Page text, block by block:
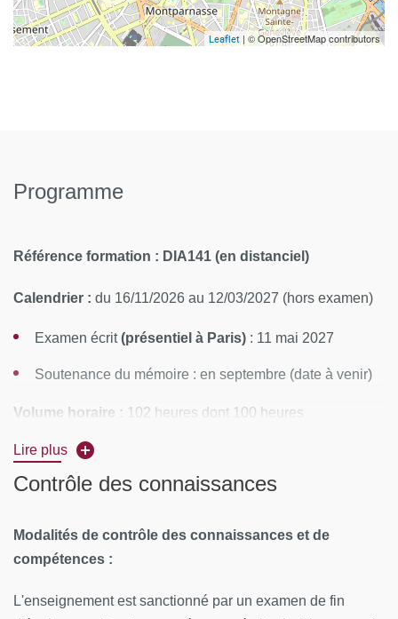
Leaflet | © OpenStreetMap contributors
Programme
Référence formation : DIA141 (en distanciel)
Calendrier : du 16/11/2026 au 12/03/2027 (hors examen)
Examen écrit(présentiel à Paris) : 11 mai 2027
Soutenance du mémoire : en septembre (date à venir)
Volume horaire : 102 heures dont 100 heures
Rythme :3 sessions d'une semaine sur novembre, janvier
Lieu :Paris 6e
Lire plus
Contrôle des connaissances
Modalités de contrôle des connaissances et de
compétences :
L'enseignement est sanctionné par un examen de fin